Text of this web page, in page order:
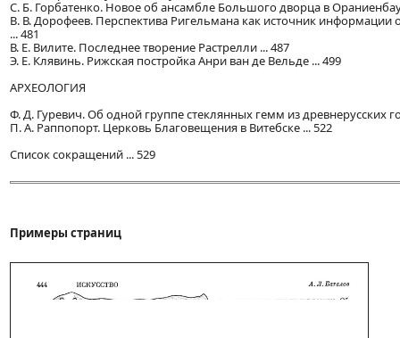
С. Б. Горбатенко. Новое об ансамбле Большого дворца в
B. В. Дорофеев. Перспектива Ригельмана как источник информации
... 481
В. Е. Вилите. Последнее творение Растрелли ... 487
Э. Е. Клявинь. Рижская постройка Анри ван де Вельде ... 499
АРХЕОЛОГИЯ
Ф. Д. Гуревич. Об одной группе стеклянных гемм из древнерусских
П. А. Раппопорт. Церковь Благовещения в Витебске ... 522
Список сокращений ... 529
Примеры страниц